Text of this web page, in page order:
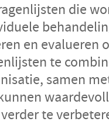
die
en evalueren
te
samen
te